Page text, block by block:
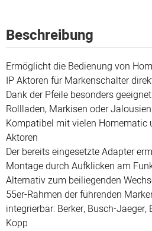
Beschreibung
Ermöglicht die Bedienung von
IP Aktoren für Markenschalter
Dank der Pfeile besonders
Rollladen, Markisen oder Jalousien
Kompatibel mit vielen Homematic
Aktoren
Der bereits eingesetzte Adapter
Montage durch Aufklicken am
Alternativ zum beiliegenden
55er-Rahmen der führenden
integrierbar: Berker, Busch-Jaeger,
Kopp